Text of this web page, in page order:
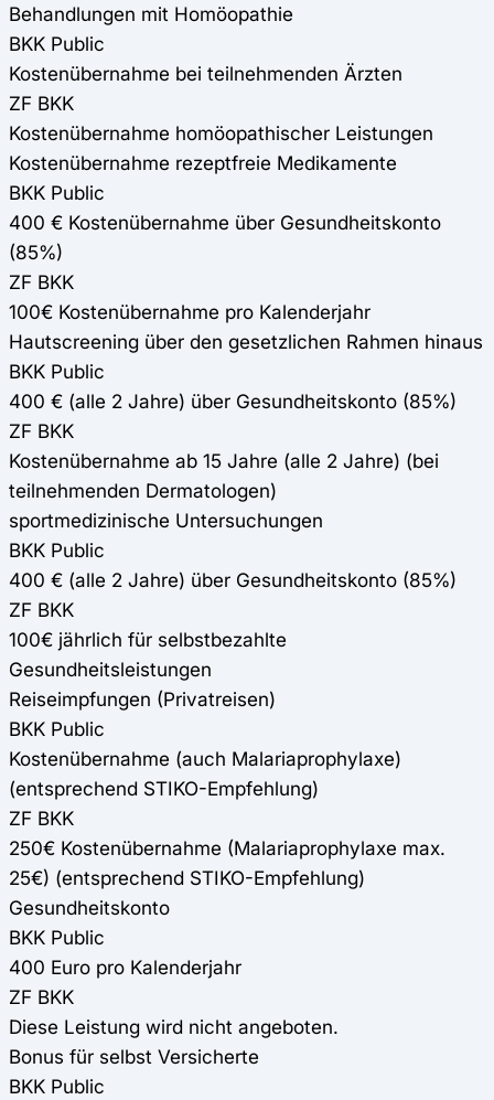
Behandlungen mit Homöopathie
BKK Public
Kostenübernahme bei teilnehmenden Ärzten
ZF BKK
Kostenübernahme homöopathischer Leistungen
Kostenübernahme rezeptfreie Medikamente
BKK Public
400 € Kostenübernahme über Gesundheitskonto
(85%)
ZF BKK
100€ Kostenübernahme pro Kalenderjahr
Hautscreening über den gesetzlichen Rahmen hinaus
BKK Public
400 € (alle 2 Jahre) über Gesundheitskonto (85%)
ZF BKK
Kostenübernahme ab 15 Jahre (alle 2 Jahre) (bei
teilnehmenden Dermatologen)
sportmedizinische Untersuchungen
BKK Public
400 € (alle 2 Jahre) über Gesundheitskonto (85%)
ZF BKK
100€ jährlich für selbstbezahlte
Gesundheitsleistungen
Reiseimpfungen (Privatreisen)
BKK Public
Kostenübernahme (auch Malariaprophylaxe)
(entsprechend STIKO-Empfehlung)
ZF BKK
250€ Kostenübernahme (Malariaprophylaxe max.
25€) (entsprechend STIKO-Empfehlung)
Gesundheitskonto
BKK Public
400 Euro pro Kalenderjahr
ZF BKK
Diese Leistung wird nicht angeboten.
Bonus für selbst Versicherte
BKK Public